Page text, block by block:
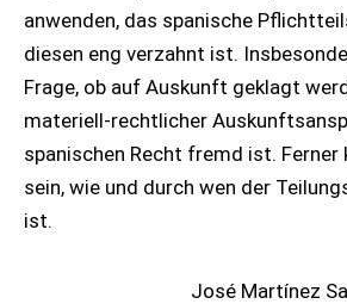
anwenden, das spanische
diesen eng verzahnt ist.
Frage, ob auf Auskunft geklagt
materiell-rechtlicher
spanischen Recht fremd ist. Ferner
sein, wie und durch wen der
ist.
José Martínez